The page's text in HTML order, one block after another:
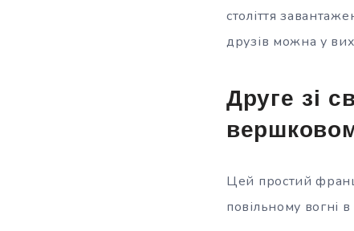
століття
друзів можна у
Друге зі
Цей простий
повільному вогні